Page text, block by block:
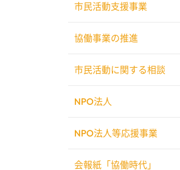
市民活動支援事業
協働事業の推進
市民活動に関する相談
NPO法人
NPO法人等応援事業
会報紙「協働時代」